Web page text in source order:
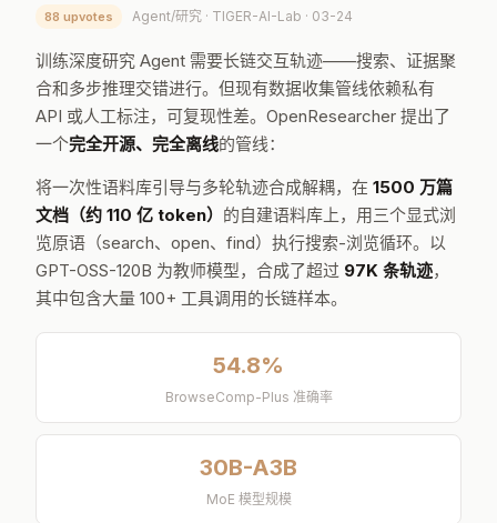
88 upvotes Agent/研究 · TIGER-AI-Lab · 03-24
训练深度研究 Agent 需要长链交互轨迹——搜索、证据聚
合和多步推理交错进行。但现有数据收集管线依赖私有
API 或人工标注，可复现性差。OpenResearcher 提出了
一个完全开源、完全离线的管线：
将一次性语料库引导与多轮轨迹合成解耦，在 1500 万篇
文档（约 110 亿 token） 的自建语料库上，用三个显式浏
览原语（search、open、find）执行搜索-浏览循环。以
GPT-OSS-120B 为教师模型，合成了超过 97K 条轨迹，
其中包含大量 100+ 工具调用的长链样本。
54.8%
BrowseComp-Plus 准确率
30B-A3B
MoE 模型规模